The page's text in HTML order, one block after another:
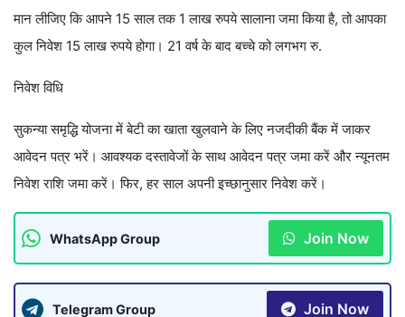
मान लीजिए कि आपने 15 साल तक 1 लाख रुपये सालाना जमा किया है, तो आपका
कुल निवेश 15 लाख रुपये होगा। 21 वर्ष के बाद बच्चे को लगभग रु.
निवेश विधि
सुकन्या समृद्धि योजना में बेटी का खाता खुलवाने के लिए नजदीकी बैंक में जाकर
आवेदन पत्र भरें। आवश्यक दस्तावेजों के साथ आवेदन पत्र जमा करें और न्यूनतम
निवेश राशि जमा करें। फिर, हर साल अपनी इच्छानुसार निवेश करें।
WhatsApp Group Join Now
Telegram Group Join Now